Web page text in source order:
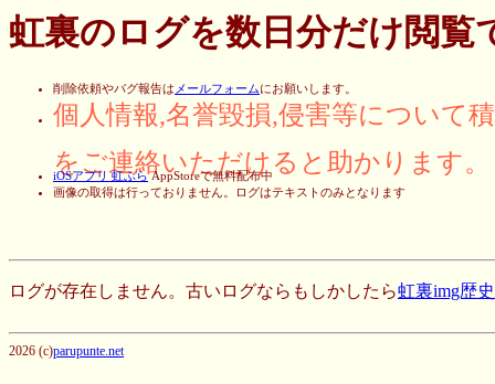
虹裏のログを数日分だけ閲覧
削除依頼やバグ報告はメールフォームにお願いします。
個人情報,名誉毀損,侵害等について
をご連絡いただけると助かります。
iOSアプリ 虹ぶらAppStoreで無料配布中
画像の取得は行っておりません。ログはテキストのみとなります
ログが存在しません。古いログならもしかしたら虹裏img歴
2026 (c)parupunte.net